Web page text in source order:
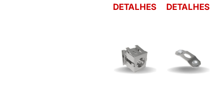
DETALHES
DETALHES